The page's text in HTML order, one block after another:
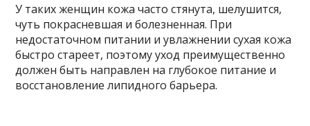
У таких женщин кожа часто стянута, шелушится,
чуть покрасневшая и болезненная. При
недостаточном питании и увлажнении сухая кожа
быстро стареет, поэтому уход преимущественно
должен быть направлен на глубокое питание и
восстановление липидного барьера.